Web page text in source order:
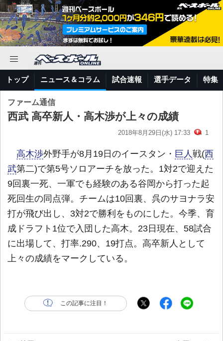
トップ ニュース＆コラム 試合速報 選手データ 特集
ファーム通信
西武 高卒新人・高木渉が上々の成績
2018年8月29日(水) 17:33 1
高木渉外野手が8月19日のイースタン・ 巨人 戦(西
武第二)で第5号ソロアーチを放った。1対2で迎えた
9回裏一死、一軍でも経験のある谷岡から打った起
死回生の同点弾。チームは10回裏、呉のサヨナラ安
打が飛び出し、3対2で勝利をものにした。今季、育
成ドラフト1位で入団した高木。23日現在、58試合
に出場して、打率.290、19打点。高卒新人として
上々の成績をマークしている。
この記事に注目！